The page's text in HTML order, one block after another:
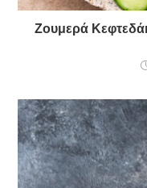
Ζουμερά